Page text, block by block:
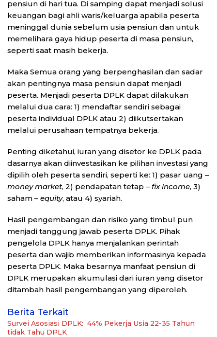
pensiun di hari tua. Di samping dapat menjadi solusi
keuangan bagi ahli waris/keluarga apabila peserta
meninggal dunia sebelum usia pensiun dan untuk
memelihara gaya hidup peserta di masa pensiun,
seperti saat masih bekerja.
Maka Semua orang yang berpenghasilan dan sadar
akan pentingnya masa pensiun dapat menjadi
peserta. Menjadi peserta DPLK dapat dilakukan
melalui dua cara: 1) mendaftar sendiri sebagai
peserta individual DPLK atau 2) diikutsertakan
melalui perusahaan tempatnya bekerja.
Penting diketahui, iuran yang disetor ke DPLK pada
dasarnya akan diinvestasikan ke pilihan investasi yang
dipilih oleh peserta sendiri, seperti ke: 1) pasar uang –
money market, 2) pendapatan tetap – fix income, 3)
saham – equity, atau 4) syariah.
Hasil pengembangan dan risiko yang timbul pun
menjadi tanggung jawab peserta DPLK. Pihak
pengelola DPLK hanya menjalankan perintah
peserta dan wajib memberikan informasinya kepada
peserta DPLK. Maka besarnya manfaat pensiun di
DPLK merupakan akumulasi dari iuran yang disetor
ditambah hasil pengembangan yang diperoleh.
Berita Terkait
Survei Asosiasi DPLK: 44% Pekerja Usia 22-35 Tahun
tidak Tahu DPLK